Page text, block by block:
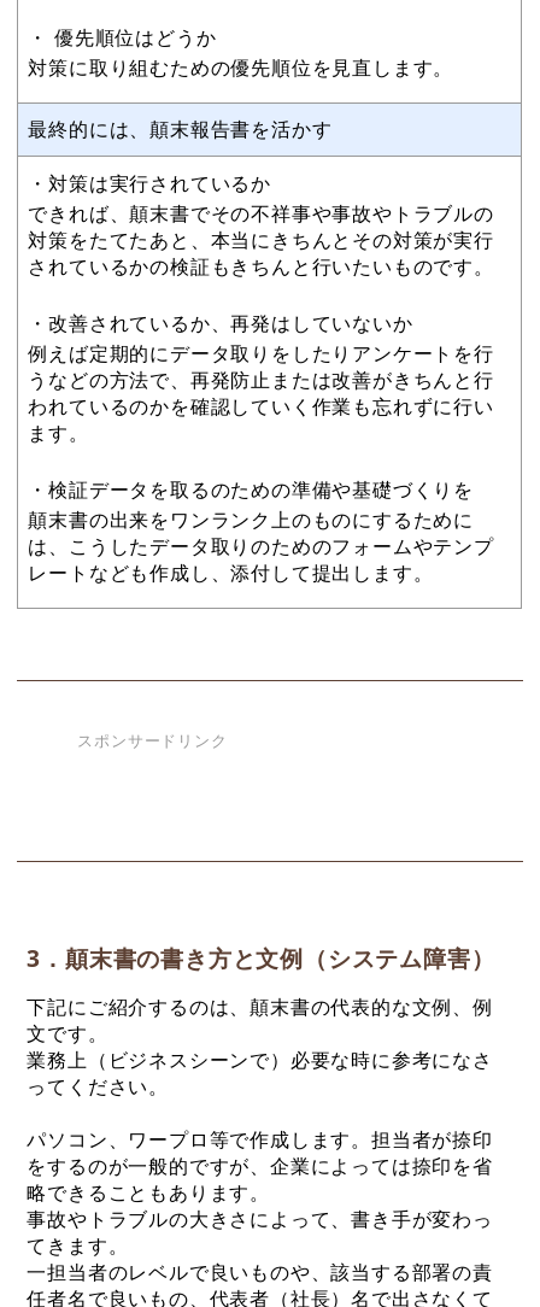
・ 優先順位はどうか
対策に取り組むための優先順位を見直します。
最終的には、顛末報告書を活かす
・対策は実行されているか
できれば、顛末書でその不祥事や事故やトラブルの
対策をたてたあと、本当にきちんとその対策が実行
されているかの検証もきちんと行いたいものです。
・改善されているか、再発はしていないか
例えば定期的にデータ取りをしたりアンケートを行
うなどの方法で、再発防止または改善がきちんと行
われているのかを確認していく作業も忘れずに行い
ます。
・検証データを取るのための準備や基礎づくりを
顛末書の出来をワンランク上のものにするために
は、こうしたデータ取りのためのフォームやテンプ
レートなども作成し、添付して提出します。
スポンサードリンク
3．顛末書の書き方と文例（システム障害）
下記にご紹介するのは、顛末書の代表的な文例、例
文です。
業務上（ビジネスシーンで）必要な時に参考になさ
ってください。
パソコン、ワープロ等で作成します。担当者が捺印
をするのが一般的ですが、企業によっては捺印を省
略できることもあります。
事故やトラブルの大きさによって、書き手が変わっ
てきます。
一担当者のレベルで良いものや、該当する部署の責
任者名で良いもの、代表者（社長）名で出さなくて